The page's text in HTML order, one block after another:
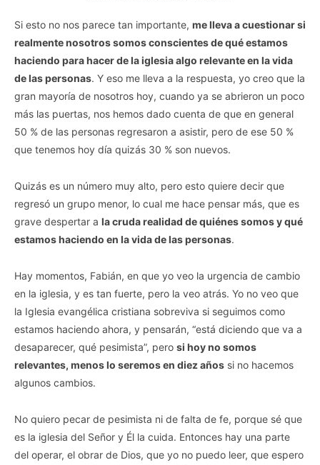
Si esto no nos parece tan importante, me lleva a cuestionar si
realmente nosotros somos conscientes de qué estamos
haciendo para hacer de la iglesia algo relevante en la vida
de las personas. Y eso me lleva a la respuesta, yo creo que la
gran mayoría de nosotros hoy, cuando ya se abrieron un poco
más las puertas, nos hemos dado cuenta de que en general
50 % de las personas regresaron a asistir, pero de ese 50 %
que tenemos hoy día quizás 30 % son nuevos.
Quizás es un número muy alto, pero esto quiere decir que
regresó un grupo menor, lo cual me hace pensar más, que es
grave despertar a la cruda realidad de quiénes somos y qué
estamos haciendo en la vida de las personas.
Hay momentos, Fabián, en que yo veo la urgencia de cambio
en la iglesia, y es tan fuerte, pero la veo atrás. Yo no veo que
la Iglesia evangélica cristiana sobreviva si seguimos como
estamos haciendo ahora, y pensarán, “está diciendo que va a
desaparecer, qué pesimista”, pero si hoy no somos
relevantes, menos lo seremos en diez años si no hacemos
algunos cambios.
No quiero pecar de pesimista ni de falta de fe, porque sé que
es la iglesia del Señor y Él la cuida. Entonces hay una parte
del operar, el obrar de Dios, que yo no puedo leer, que espero